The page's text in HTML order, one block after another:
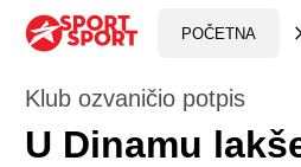
POČETNA
Klub ozvaničio potpis
U Dinamu